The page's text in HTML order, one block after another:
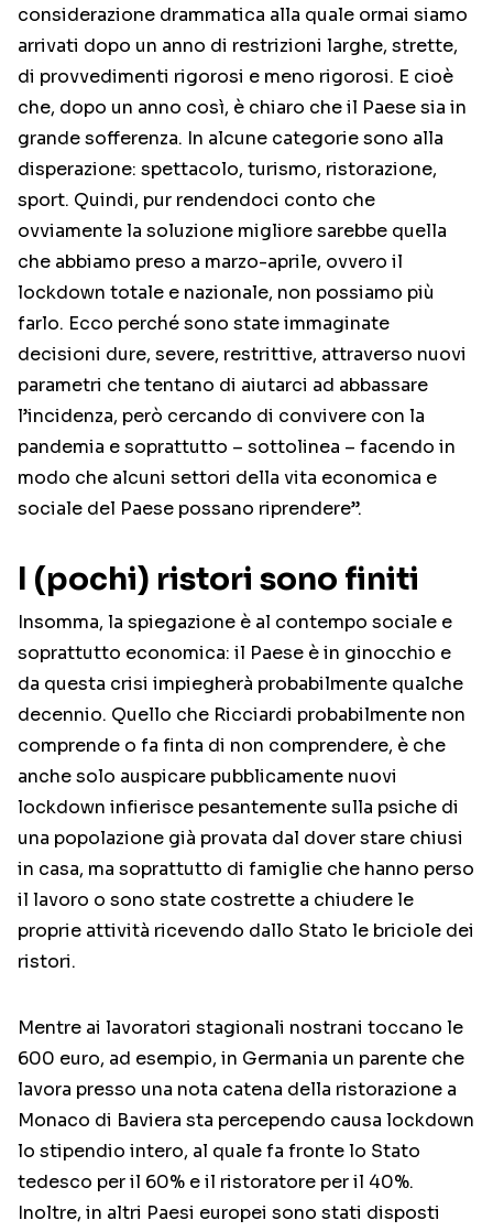
considerazione drammatica alla quale ormai siamo
arrivati dopo un anno di restrizioni larghe, strette,
di provvedimenti rigorosi e meno rigorosi. E cioè
che, dopo un anno così, è chiaro che il Paese sia in
grande sofferenza. In alcune categorie sono alla
disperazione: spettacolo, turismo, ristorazione,
sport. Quindi, pur rendendoci conto che
ovviamente la soluzione migliore sarebbe quella
che abbiamo preso a marzo-aprile, ovvero il
lockdown totale e nazionale, non possiamo più
farlo. Ecco perché sono state immaginate
decisioni dure, severe, restrittive, attraverso nuovi
parametri che tentano di aiutarci ad abbassare
l’incidenza, però cercando di convivere con la
pandemia e soprattutto – sottolinea – facendo in
modo che alcuni settori della vita economica e
sociale del Paese possano riprendere”.
I (pochi) ristori sono finiti
Insomma, la spiegazione è al contempo sociale e
soprattutto economica: il Paese è in ginocchio e
da questa crisi impiegherà probabilmente qualche
decennio. Quello che Ricciardi probabilmente non
comprende o fa finta di non comprendere, è che
anche solo auspicare pubblicamente nuovi
lockdown infierisce pesantemente sulla psiche di
una popolazione già provata dal dover stare chiusi
in casa, ma soprattutto di famiglie che hanno perso
il lavoro o sono state costrette a chiudere le
proprie attività ricevendo dallo Stato le briciole dei
ristori.
Mentre ai lavoratori stagionali nostrani toccano le
600 euro, ad esempio, in Germania un parente che
lavora presso una nota catena della ristorazione a
Monaco di Baviera sta percependo causa lockdown
lo stipendio intero, al quale fa fronte lo Stato
tedesco per il 60% e il ristoratore per il 40%.
Inoltre, in altri Paesi europei sono stati disposti